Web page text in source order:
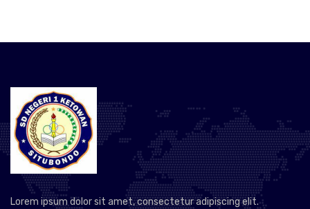
Lorem ipsum dolor sit amet, consectetur adipiscing elit.